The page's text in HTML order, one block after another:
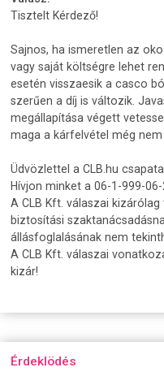
Tisztelt Kérdező!
Sajnos, ha ismeretlen az
vagy saját költségre lehet
esetén visszaesik a casco
szerűen a díj is változik.
megállapítása végett
maga a kárfelvétel még
Üdvözlettel a CLB.hu csapata
Hívjon minket a 06-1-999-
A CLB Kft. válaszai
biztosítási
állásfoglalásának nem
A CLB Kft. válaszai
kizár!
Érdeklödés